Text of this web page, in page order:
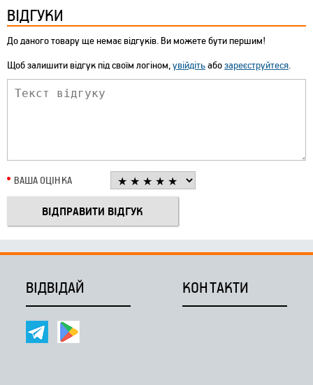
ВІДГУКИ
До даного товару ще немає відгуків. Ви можете бути першим!
Щоб залишити відгук під своїм логіном,увійдітьабозареєструйтеся.
ВАША ОЦІНКА
ВІДВІДАЙ КОНТАКТИ